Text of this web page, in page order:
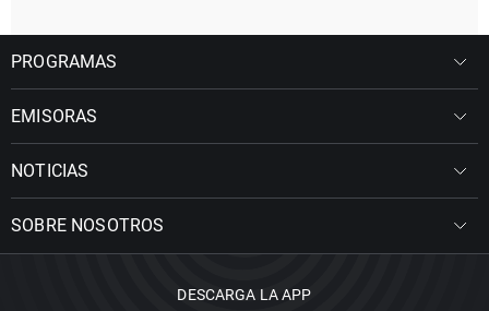
PROGRAMAS
EMISORAS
NOTICIAS
SOBRE NOSOTROS
DESCARGA LA APP